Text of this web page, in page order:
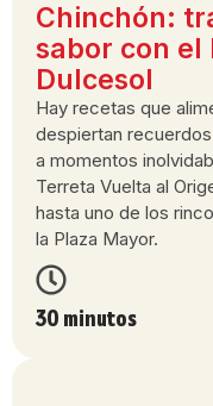
Chinchón:
sabor con
Dulcesol
Hay recetas que
despiertan
a momentos
Terreta Vuelta al
hasta uno de los
la Plaza Mayor.
30 minutos